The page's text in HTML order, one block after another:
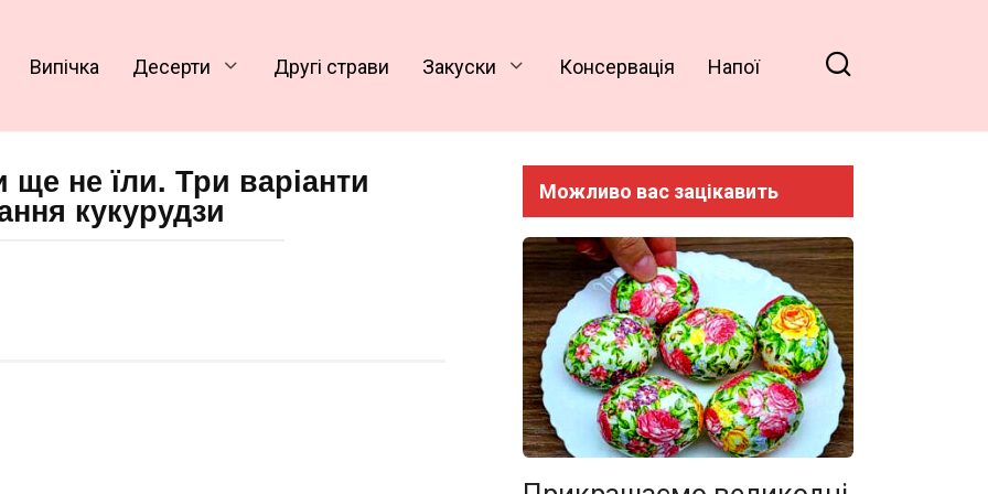
Випічка Десерти Другі страви Закуски Консервація Напої
не їли. Три варіанти
кукурудзи Можливо вас зацікавить